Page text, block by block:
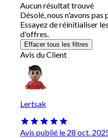
Aucun résultat trouvé
Désolé, nous n'avons pas
Essayez de réinitialiser
d'offres.
Effacer tous les filtres
Avis du Client
Lertsak
Avis publié le 28 oct.